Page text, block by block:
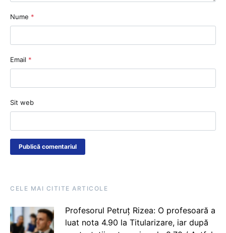
Nume *
Email *
Sit web
CELE MAI CITITE ARTICOLE
Profesorul Petruț Rizea: O profesoară a
luat nota 4.90 la Titularizare, iar după